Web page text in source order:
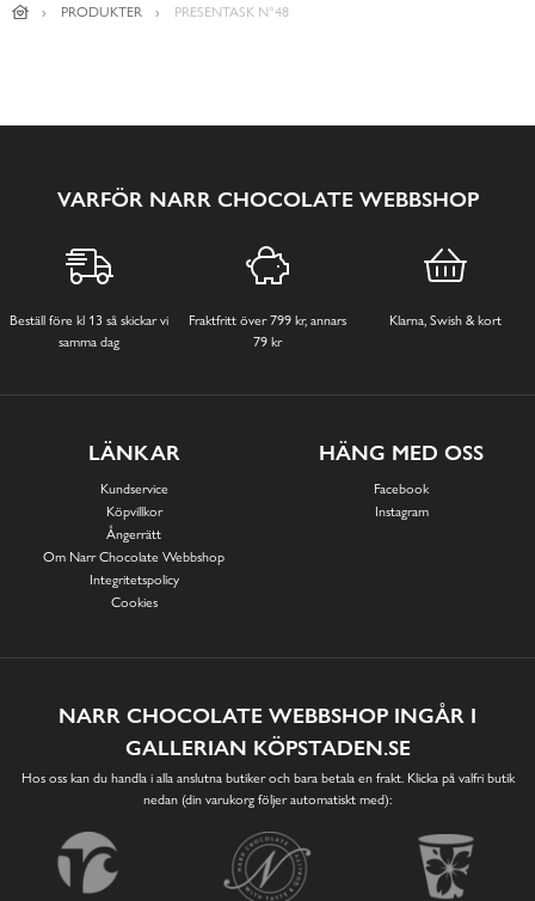
PRODUKTER PRESENTASK N°48
VARFÖR NARR CHOCOLATE WEBBSHOP
Beställ före kl 13 så skickar vi
samma dag
Fraktfritt över 799 kr, annars
79 kr
Klarna, Swish & kort
LÄNKAR
Kundservice
Köpvillkor
Ångerrätt
Om Narr Chocolate Webbshop
Integritetspolicy
Cookies
HÄNG MED OSS
Facebook
Instagram
NARR CHOCOLATE WEBBSHOP INGÅR I
GALLERIAN KÖPSTADEN.SE
Hos oss kan du handla i alla anslutna butiker och bara betala en frakt. Klicka på valfri butik
nedan (din varukorg följer automatiskt med):